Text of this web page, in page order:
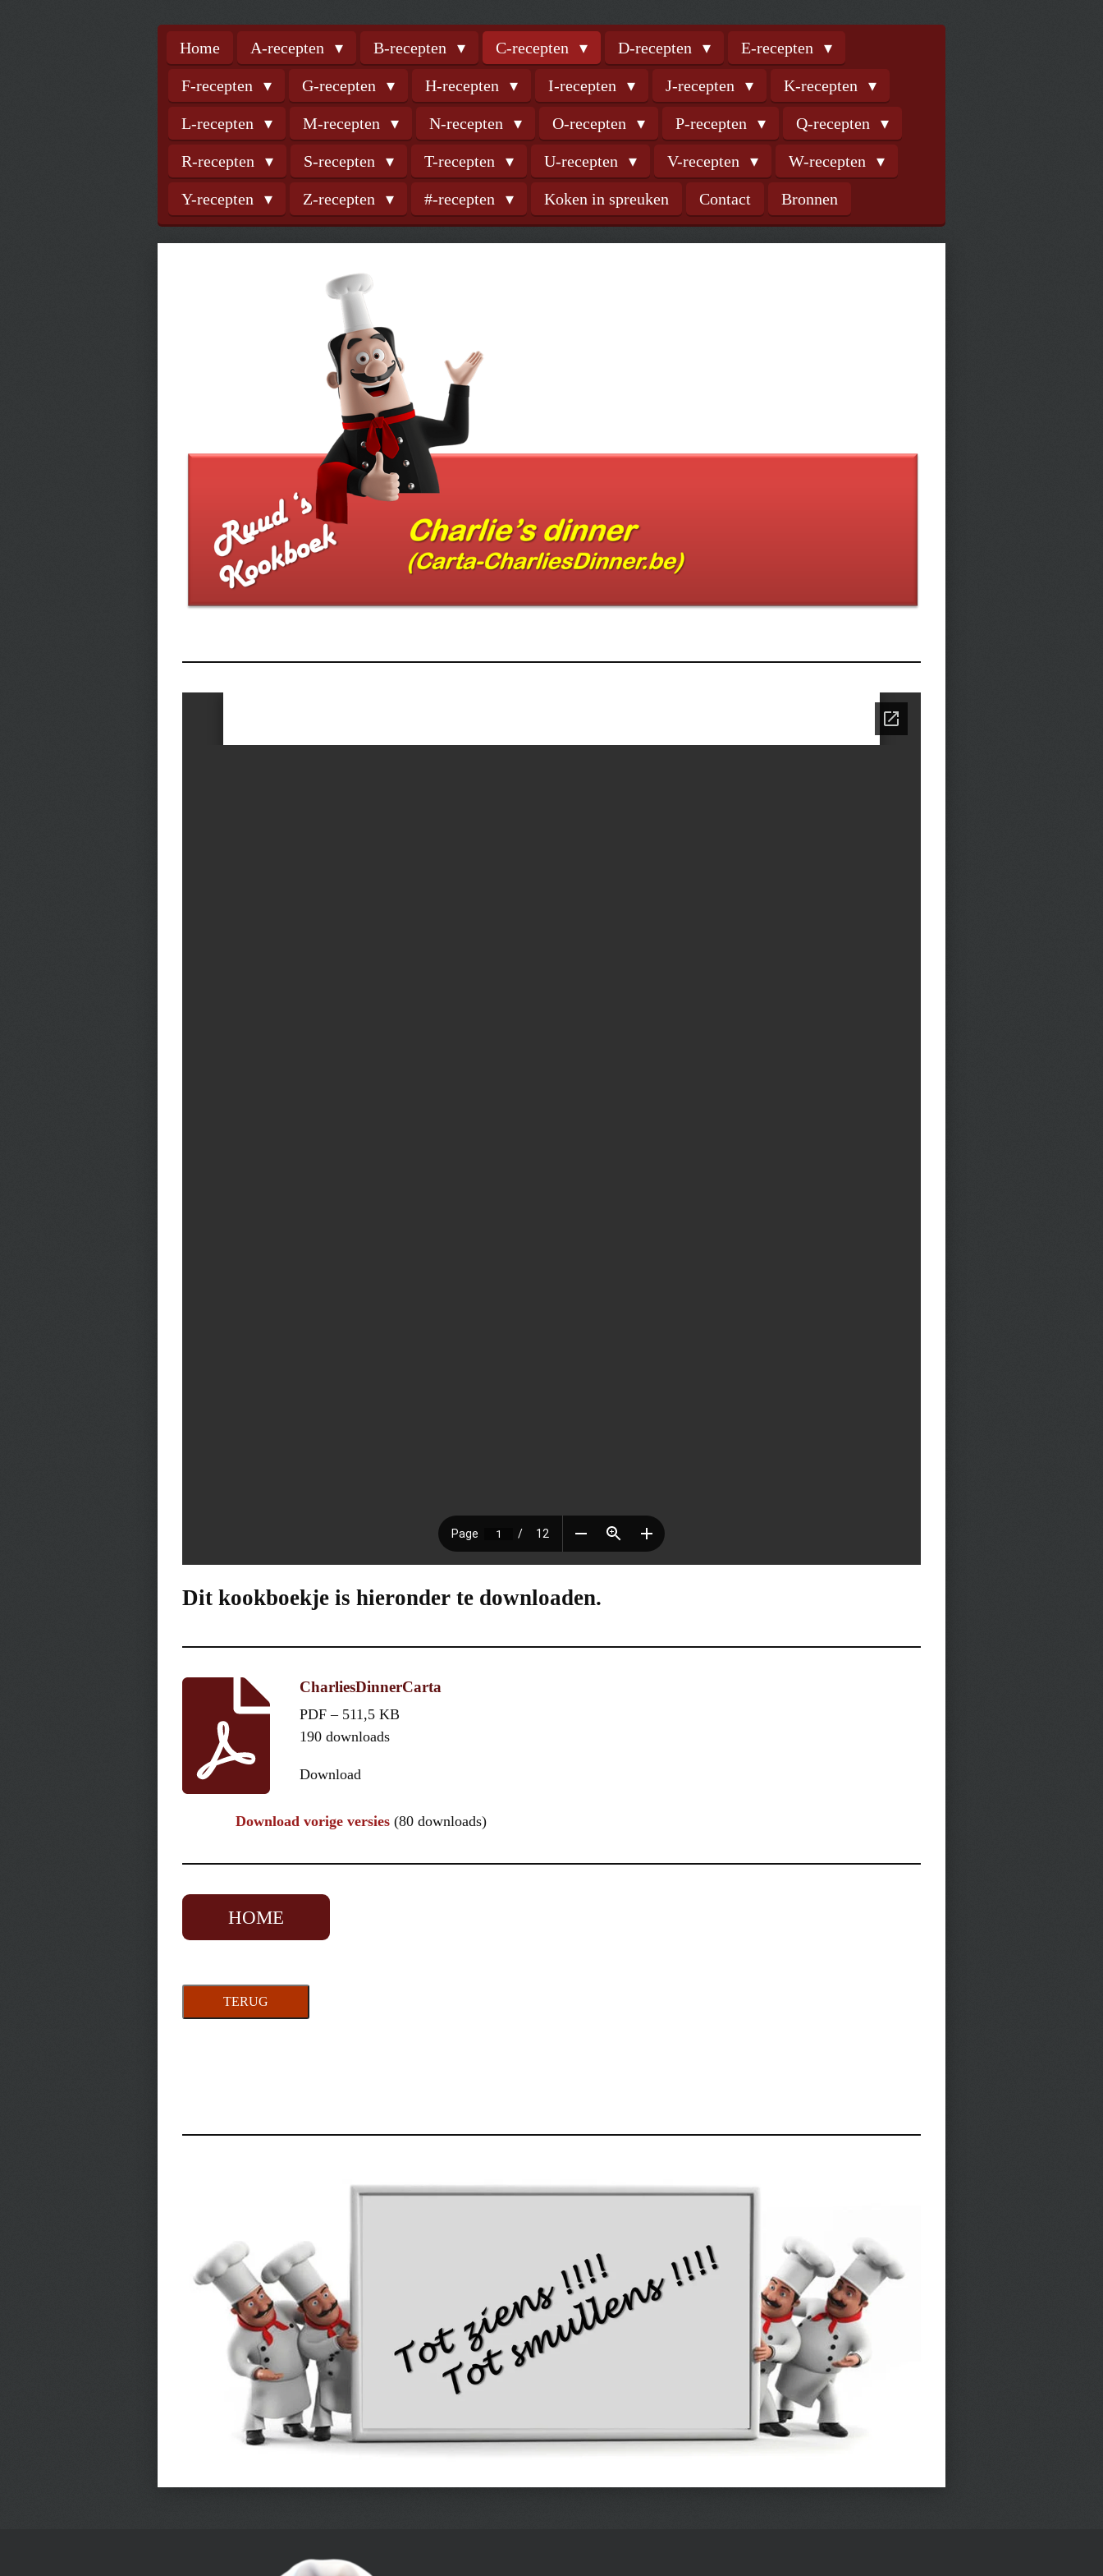
Home A-recepten B-recepten C-recepten D-recepten E-recepten
F-recepten G-recepten H-recepten I-recepten J-recepten K-recepten
L-recepten M-recepten N-recepten O-recepten P-recepten Q-recepten
R-recepten S-recepten T-recepten U-recepten V-recepten W-recepten
Y-recepten Z-recepten #-recepten Koken in spreuken Contact Bronnen
Dit kookboekje is hieronder te downloaden.
CharliesDinnerCarta
PDF – 511,5 KB
190 downloads
Download
Download vorige versies (80 downloads)
HOME
TERUG